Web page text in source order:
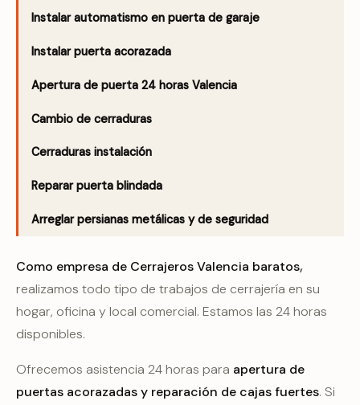
Instalar automatismo en puerta de garaje
Instalar puerta acorazada
Apertura de puerta 24 horas Valencia
Cambio de cerraduras
Cerraduras instalación
Reparar puerta blindada
Arreglar persianas metálicas y de seguridad
Como empresa de CerrajerosValencia baratos,
realizamos todo tipo de trabajos de cerrajería en su
hogar, oficina y local comercial. Estamos las 24 horas
disponibles.
Ofrecemos asistencia 24 horas para apertura de
puertas acorazadas y reparación de cajas fuertes. Si